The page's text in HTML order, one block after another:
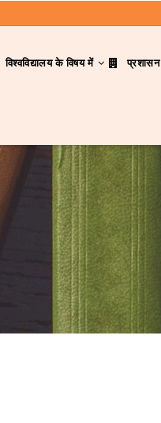
विश्वविद्यालय के विषय में प्रशासन